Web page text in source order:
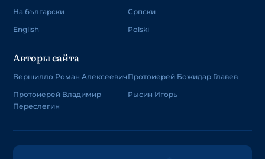
На български
English
Српски
Polski
Авторы сайта
Вершилло Роман Алексеевич
Протоиерей Владимир
Переслегин
Протоиерей Божидар Главев
Рысин Игорь